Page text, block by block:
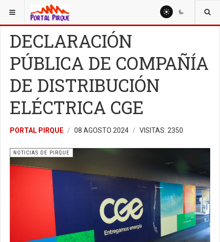
ESTÁ AQUÍ: NOTICIAS
DECLARACIÓN
PÚBLICA DE COMPAÑÍA
DE DISTRIBUCIÓN
ELÉCTRICA CGE
PORTAL PIRQUE 08 AGOSTO 2024 VISITAS: 2350
NOTICIAS DE PIRQUE